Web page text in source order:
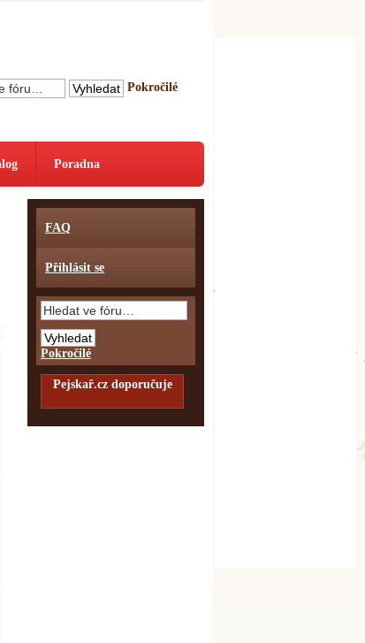
Pokročilé
Poradna
FAQ
Přihlásit se
Pokročilé
Pejskař.cz doporučuje